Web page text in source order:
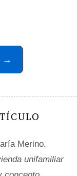
→
Merino.
unifamiliar